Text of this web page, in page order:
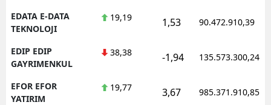
EDATA E-DATA
TEKNOLOJI
19,19 1,53 90.472.910,39
EDIP EDIP
GAYRIMENKUL
38,38 -1,94 135.573.300,24
EFOR EFOR
YATIRIM
19,77 3,67 985.371.910,85